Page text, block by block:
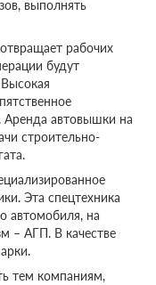
выполнять
рабочих
будут
автовышки на
строительно-
Эта спецтехника
автомобиля, на
– АГП. В качестве
тем компаниям,